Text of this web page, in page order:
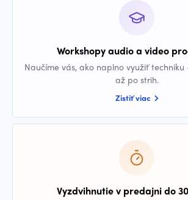
Workshopy audio a video
Naučíme vás, ako naplno využiť
až po strih.
Zistiť viac
Vyzdvihnutie v predajni do